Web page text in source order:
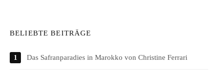
BELIEBTE BEITRÄGE
Das Safranparadies in Marokko von Christine Ferrari